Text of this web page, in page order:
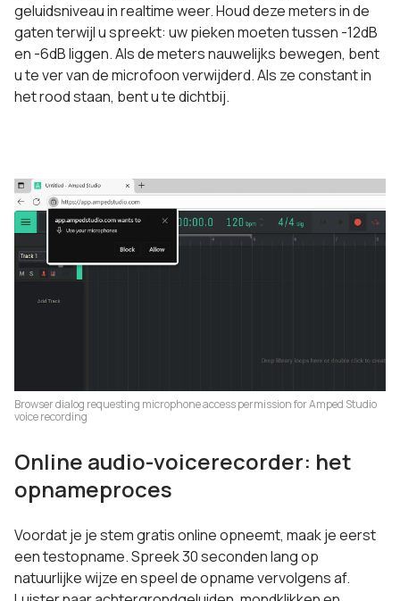
geluidsniveau in realtime weer. Houd deze meters in de
gaten terwijl u spreekt: uw pieken moeten tussen -12dB
en -6dB liggen. Als de meters nauwelijks bewegen, bent
u te ver van de microfoon verwijderd. Als ze constant in
het rood staan, bent u te dichtbij.
Browser dialog requesting microphone access permission for Amped Studio
voice recording
Online audio-voicerecorder: het
opnameproces
Voordat je je stem gratis online opneemt, maak je eerst
een testopname. Spreek 30 seconden lang op
natuurlijke wijze en speel de opname vervolgens af.